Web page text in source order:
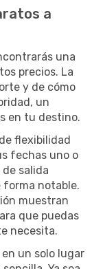
a
una
precios. La
y de cómo
un
en tu destino.
flexibilidad
fechas uno o
salida
forma notable.
muestran
que puedas
necesita.
un solo lugar